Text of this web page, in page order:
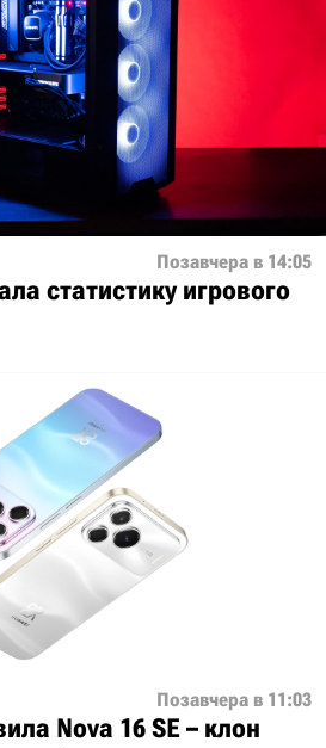
Позавчера в 14:05
статистику игрового
Позавчера в 11:03
Nova 16 SE – клон